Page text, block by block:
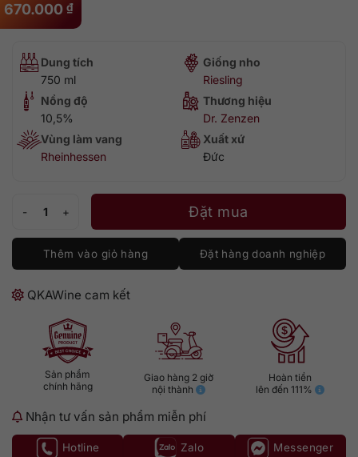
670.000 ₫
Dung tích
750 ml
Giống nho
Riesling
Nồng độ
10,5%
Thương hiệu
Dr. Zenzen
Vùng làm vang
Rheinhessen
Xuất xứ
Đức
Đặt mua
Thêm vào giỏ hàng Đặt hàng doanh nghiệp
QKAWine cam kết
Sản phẩm
chính hãng
Giao hàng 2 giờ
nội thành
Hoàn tiền
lên đến 111%
Nhận tư vấn sản phẩm miễn phí
Hotline Zalo Messenger